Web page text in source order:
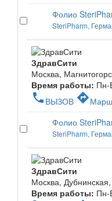
Фолио
SteriPharm,
ЗдравСити
Москва,
Время работы: Пн-
phone ВЫЗОВ directions
Фолио
SteriPharm,
ЗдравСити
Москва,
Время работы: Пн-